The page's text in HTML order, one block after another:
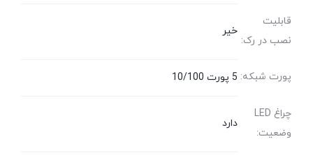
قابلیت
نصب در رک:
خیر
پورت شبکه: 5 پورت 10/100
چراغ LED
وضعیت:
دارد